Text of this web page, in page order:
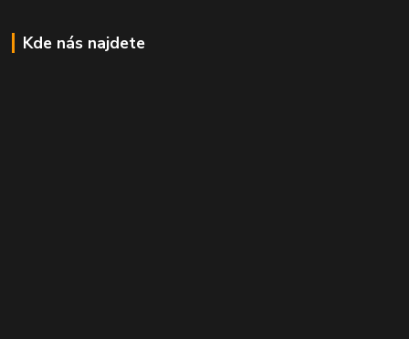
Kde nás najdete